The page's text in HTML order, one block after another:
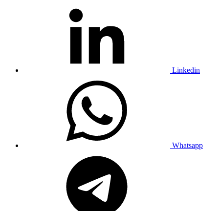
Linkedin
Whatsapp